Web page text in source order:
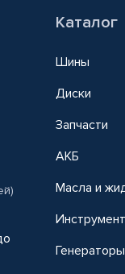
Каталог
Шины
Диски
Запчасти
АКБ
Масла и
Инструмент